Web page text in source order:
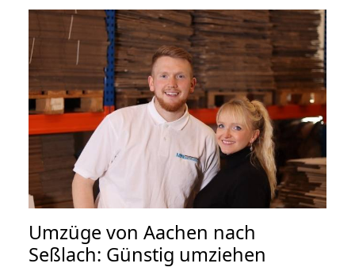
Umzüge von Aachen nach
Seßlach: Günstig umziehen